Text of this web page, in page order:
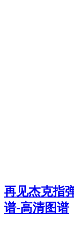
再见杰克指
谱-高清图谱